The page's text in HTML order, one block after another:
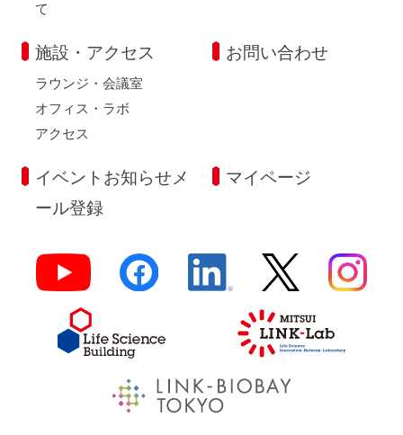
て
施設・アクセス
ラウンジ・会議室
オフィス・ラボ
アクセス
お問い合わせ
イベントお知らせメ
ール登録
マイページ